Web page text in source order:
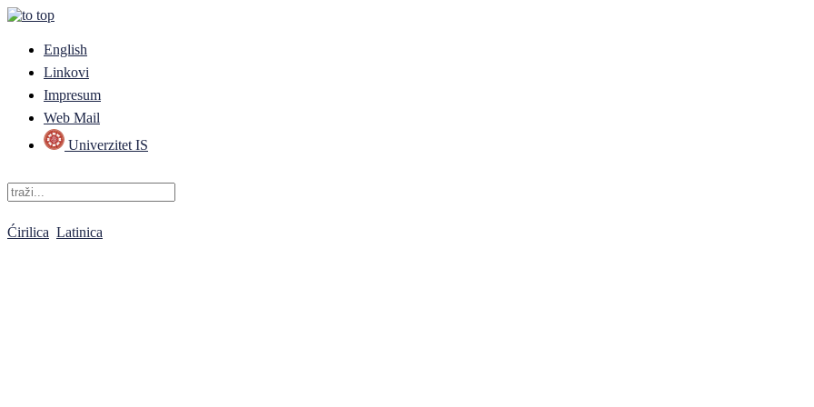
English
Linkovi
Impresum
Web Mail
Univerzitet IS
Ćirilica Latinica